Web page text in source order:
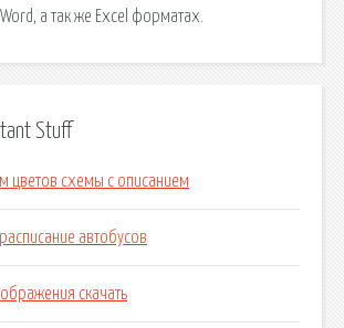
а так же Excel форматах.
Stuff
цветов схемы с описанием
автобусов
скачать